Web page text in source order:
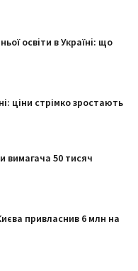
освіти в Україні: що
ціни стрімко зростають
вимагача 50 тисяч
привласнив 6 млн на